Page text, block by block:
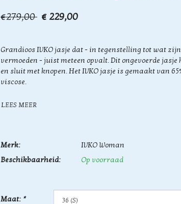
€279,00 € 229,00
Grandioos IVKO jasje dat - in tegenstelling tot wat
vermoeden - juist meteen opvalt. Dit ongevoerde jasje
en sluit met knopen. Het IVKO jasje is gemaakt van
viscose.
LEES MEER
Merk:
IVKO Woman
Beschikbaarheid:
Op voorraad
Maat: *